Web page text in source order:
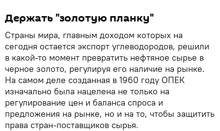
Держать "золотую планку"
Страны мира, главным доходом которых на
сегодня остается экспорт углеводородов, решили
в какой-то момент превратить нефтяное сырье в
черное золото, регулируя его наличие на рынке.
На самом деле созданная в 1960 году ОПЕК
изначально была нацелена не только на
регулирование цен и баланса спроса и
предложения на рынке, но и на то, чтобы защитить
права стран-поставщиков сырья.